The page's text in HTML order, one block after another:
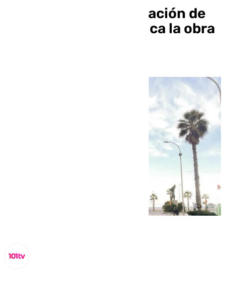
Avanza la renaturalización de
Huelin: Málaga adjudica la obra